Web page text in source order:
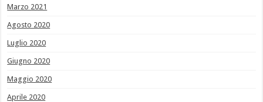
Marzo 2021
Agosto 2020
Luglio 2020
Giugno 2020
Maggio 2020
Aprile 2020